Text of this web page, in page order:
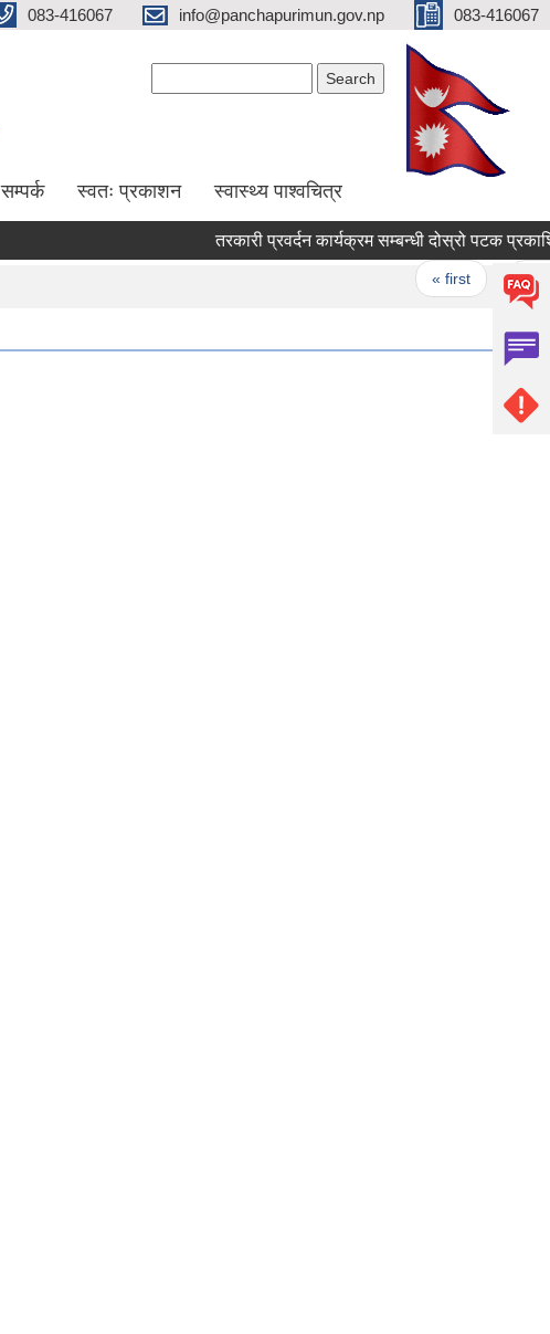
083-416067 info@panchapurimun.gov.np 083-416067
सम्पर्क स्वतः प्रकाशन स्वास्थ्य पाश्वचित्र
तरकारी प्रवर्दन
« first ‹